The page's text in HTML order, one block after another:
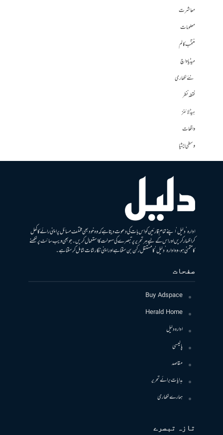
معاشرت
معلومات
منتخب کالم
میڈیا واچ
نئے لکھاری
نقطہ نظر
ہیڈلائنز
واقعات
وسطی ایشیا
ادارہ ’دلیل‘ اپنے تمام قارئین کو اس بات کی دعوت دیتا ہے کہ وہ خود بھی مختلف مسائل پر اپنی رائے کا کھل
کر اظہار کریں اور اس کے لیے ہر تحریر پر تبصرے کی سہولت کا استعمال کریں۔ جو بھی ویب سائٹ پر لکھنے
کا متمنی ہو، وہ ادارہ ’دلیل‘ کا مستقل رکن بن سکتا ہے اور اپنی نگارشات شامل کرسکتا ہے۔
صفحات
Buy Adspace
Herald Home
ادارہ دلیل
پالیسی
مقاصد
ہدایات برائے تحریر
ہمارے لکھاری
تازہ تبصرے